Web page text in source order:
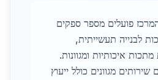
פועלים מספר ספקים
לבנייה תעשייתית,
איכותיות ומגוונות.
מגוונים כולל ייעוץ